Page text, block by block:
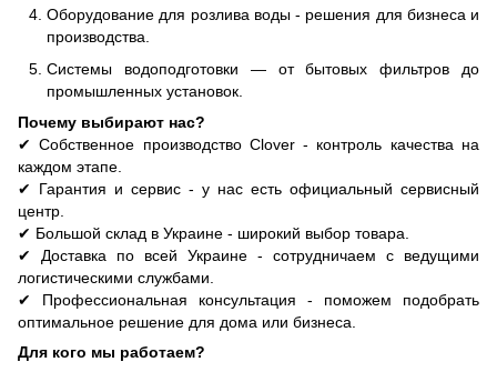
Оборудование для розлива воды - решения для бизнеса и
производства.
Системы водоподготовки — от бытовых фильтров до
промышленных установок.
Почему выбирают нас?
✔ Собственное производство Clover - контроль качества на
каждом этапе.
✔ Гарантия и сервис - у нас есть официальный сервисный
центр.
✔ Большой склад в Украине - широкий выбор товара.
✔ Доставка по всей Украине - сотрудничаем с ведущими
логистическими службами.
✔ Профессиональная консультация - поможем подобрать
оптимальное решение для дома или бизнеса.
Для кого мы работаем?